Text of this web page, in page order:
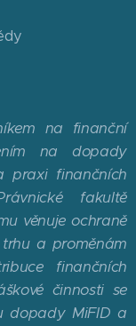
na finanční
na dopady
praxi finančních
fakultě
věnuje ochraně
a proměnám
finančních
činnosti se
dopady MiFID a